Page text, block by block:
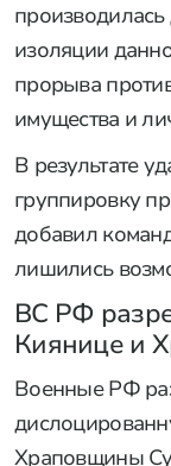
изоляции
прорыва
имущества и
В результате
группировку
добавил
лишились
ВС РФ
Киянице и
Военные РФ
Храповщины